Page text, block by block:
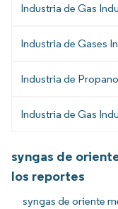
Industria de Gas
Industria de Gases
Industria de Propano
Industria de Gas
syngas de
los reportes
syngas de oriente